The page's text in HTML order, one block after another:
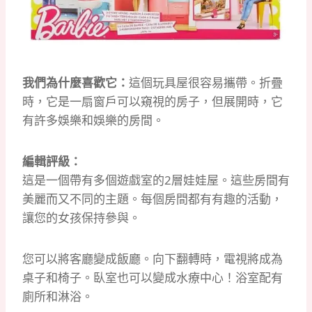
我們為什麼喜歡它： 這個玩具屋很容易攜帶。 折疊
時，它是一扇窗戶可以窺視的房子，但展開時，它
有許多娛樂和娛樂的房間。
編輯評級：
這是一個帶有多個遊戲室的2層娃娃屋。 這些房間有
美麗而又不同的主題。 每個房間都有有趣的活動，
讓您的女孩保持參與。
您可以將客廳變成飯廳。 向下翻轉時，電視將成為
桌子和椅子。 臥室也可以變成水療中心！ 浴室配有
廁所和淋浴。